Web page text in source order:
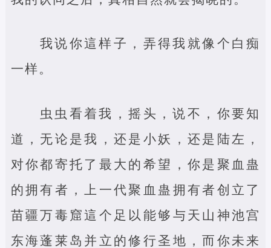
我说你這样子，弄得我就像个白痴
一样。
虫虫看着我，摇头，说不，你要知
道，无论是我，还是小妖，还是陆左，
对你都寄托了最大的希望，你是聚血蛊
的拥有者，上一代聚血蛊拥有者创立了
苗疆万毒窟這个足以能够与天山神池宫
东海蓬莱岛并立的修行圣地，而你未来